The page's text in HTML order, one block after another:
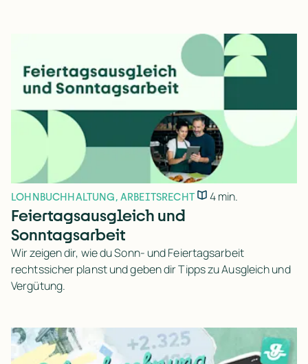
LOHNBUCHHALTUNG, ARBEITSRECHT 4 min.
Feiertagsausgleich und
Sonntagsarbeit
Wir zeigen dir, wie du Sonn- und Feiertagsarbeit
rechtssicher planst und geben dir Tipps zu Ausgleich und
Vergütung.